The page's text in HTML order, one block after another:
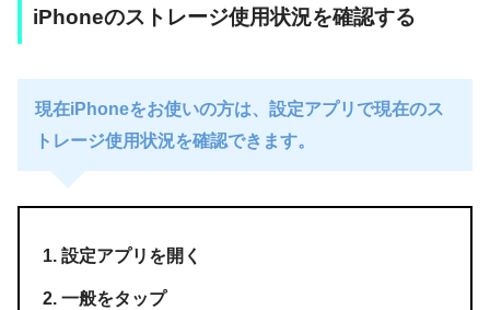
iPhoneのストレージ使用状況を確認する
現在iPhoneをお使いの方は、設定アプリで現在のス
トレージ使用状況を確認できます。
設定アプリを開く
一般をタップ